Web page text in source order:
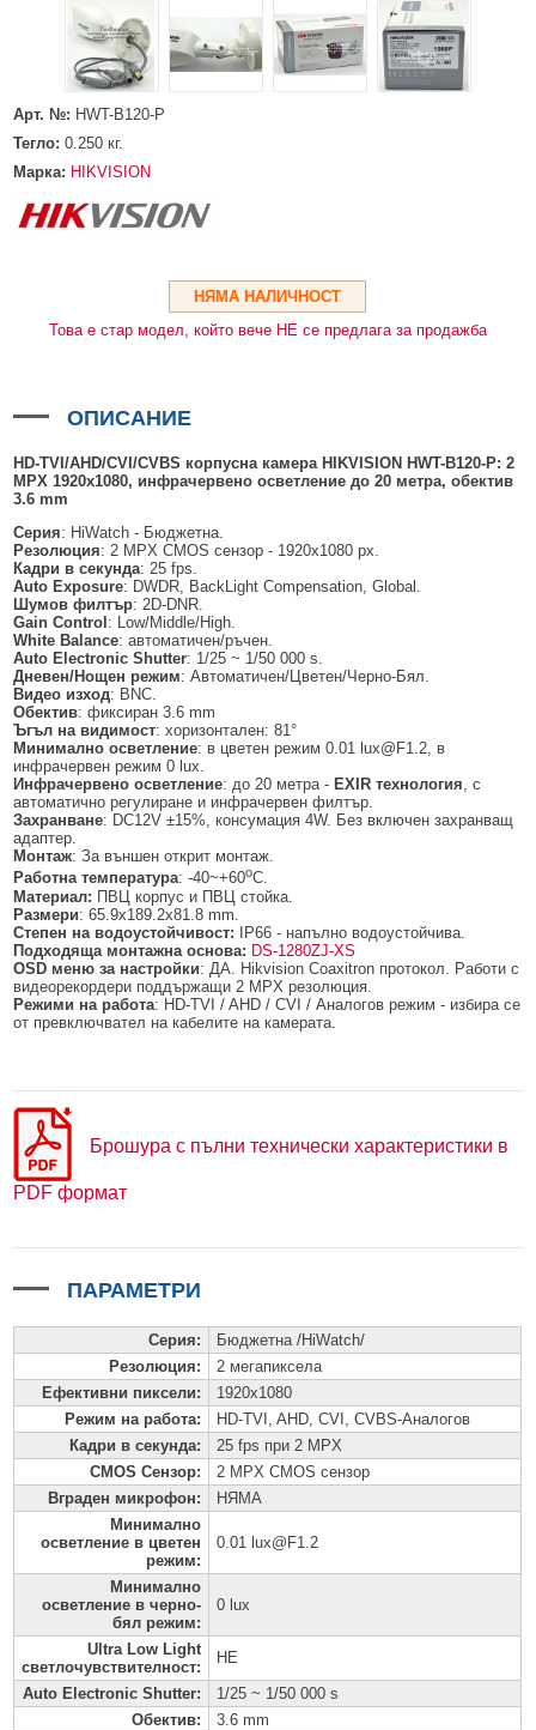
ГЪВКАВИ ГОФРИРАНИ ТРЪБИ
POE УДЪЛЖИТЕЛИ И POE СПЛИТЕРИ
МИКРОФОНИ И ГОВОРИТЕЛИ ЗА ВИДЕОНАБЛЮДЕНИЕ
УПРАВЛЕНИЯ ЗА ВЪРТЯЩИ КАМЕРИ
ГРЪМОЗАЩИТИ
ОБЕКТИВИ ЗА ОХРАНИТЕЛНИ КАМЕРИ
КОНЕКТОРИ
БЕЗЖИЧНИ МИШКИ И ЕЛЕКТРИЧЕСКИ РАЗКЛОНИТЕЛИ
БЕЗЖИЧНИ АЛАРМЕНИ СИСТЕМИ AJAX
БЕЗЖИЧНИ АЛАРМЕНИ ПАНЕЛИ (ХЪБ) AJAX
БЕЗЖИЧНИ РАЗШИРИТЕЛИ НА ОБХВАТ AJAX
БЕЗЖИЧНИ ДЕТЕКТОРИ AJAX
БЕЗЖИЧНИ ДЕТЕКТОРИ ЗА ПОЖАР, ДИМ, ТОПЛИНА И ВЪГЛЕРОДЕН
ОКСИД
БЕЗЖИЧНИ КЛАВИАТУРИ AJAX
БЕЗКОНТАКТНИ RFID КАРТИ И ЧИПОВЕ ЗА КЛАВИАТУРИ
БЕЗЖИЧНИ ДИСТАНЦИОННИ УПРАВЛЕНИЯ И БУТОНИ
БЕЗЖИЧНИ СИРЕНИ AJAX
МОДУЛИ ЗА СГРАДНА АВТОМАТИЗАЦИЯ AJAX
БЕЗЖИЧНИ АЛАРМЕНИ СИСТЕМИ HIKVISION AX PRO
БЕЗЖИЧНИ ПАНЕЛИ HIKVISION AX PRO
БЕЗЖИЧНИ ДЕТЕКТОРИ ЗА HIKVISION AX PRO
БЕЗЖИЧНИ МОДУЛИ И АКСЕСОАРИ ЗА HIKVISION AX PRO
КОМПЛЕКТИ БЕЗЖИЧНИ АЛАРМЕНИ СИСТЕМИ AX PRO
КОМУНИКАЦИОННИ ШКАФОВЕ
ALFALINE, СТЕННИ/СТОЯЩИ, С ОТВАРЯЕМИ И ЗАКЛЮЧВАЩИ СЕ
СТРАНИЦИ
INTERLINE, СТОЯЩИ - НЕОТВАРЯЕМИ СТРАНИЦИ
BETALINE, СТОЯЩИ С ОТВАРЯЕМИ И ЗАКЛЮЧВАЩИ СЕ СТРАНИЦИ
АКСЕСОАРИ ЗА КОМУНИКАЦИОННИ ШКАФОВЕ
УПОТРЕБЯВАНА ТЕХНИКА
Арт. №: HWT-B120-P
Тегло:0.250 кг.
Марка: HIKVISION
НЯМА НАЛИЧНОСТ
Това е стар модел, който вече НЕ се предлага за продажба
ОПИСАНИЕ
HD-TVI/AHD/CVI/CVBS корпусна камера HIKVISION HWT-B120-P: 2
MPX 1920x1080, инфрачервено осветление до 20 метра, обектив
3.6 mm
Серия: HiWatch - Бюджетна.
Резолюция: 2 MPX CMOS сензор - 1920x1080 px.
Кадри в секунда: 25 fps.
Auto Exposure: DWDR, BackLight Compensation, Global.
Шумов филтър: 2D-DNR.
Gain Control : Low/Middle/High.
White Balance: автоматичен/ръчен.
Auto Electronic Shutter: 1/25 ~ 1/50 000 s.
Дневен/Нощен режим: Автоматичен/Цветен/Черно-Бял.
Видео изход: BNC.
Обектив: фиксиран 3.6 mm
Ъгъл на видимост: хоризонтален: 81°
Минимално осветление: в цветен режим 0.01 lux@F1.2, в
инфрачервен режим 0 lux.
Инфрачервено осветление: до 20 метра - EXIR технология, с
автоматично регулиране и инфрачервен филтър.
Захранване: DC12V ±15%, консумация 4W. Без включен захранващ
адаптер.
Монтаж: За външен открит монтаж.
Работна температура: -40~+60оC.
Материал: ПВЦ корпус и ПВЦ стойка.
Размери: 65.9x189.2x81.8 mm.
Степен на водоустойчивост: IP66 - напълно водоустойчива.
Подходяща монтажна основа: DS-1280ZJ-XS
OSD меню за настройки: ДА. Hikvision Coaxitron протокол. Работи с
видеорекордери поддържащи 2 MPX резолюция.
Режими на работа: HD-TVI / AHD / CVI / Аналогов режим - избира се
от превключвател на кабелите на камерата.
Брошура с пълни технически характеристики в
PDF формат
ПАРАМЕТРИ
Серия:
Бюджетна /HiWatch/
Резолюция:
2 мегапиксела
Ефективни пиксели:
1920x1080
Режим на работа:
HD-TVI, AHD, CVI, CVBS-Аналогов
Кадри в секунда:
25 fps при 2 MPX
CMOS Сензор:
2 MPX CMOS сензор
Вграден микрофон:
НЯМА
Минимално
осветление в цветен
режим:
0.01 lux@F1.2
Минимално
осветление в черно-
бял режим:
0 lux
Ultra Low Light
светлочувствителност:
НЕ
Auto Electronic Shutter:
1/25 ~ 1/50 000 s
Обектив:
3.6 mm